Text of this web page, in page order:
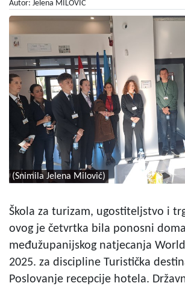
Autor: Jelena MILOVIĆ
(Snimila Jelena Milović)
Škola za turizam, ugostiteljstvo i
ovog je četvrtka bila ponosni
međužupanijskog natjecanja
2025. za discipline Turistička
Poslovanje recepcije hotela.